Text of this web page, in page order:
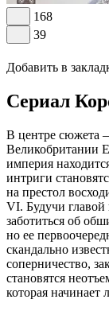
168
39
Добавить в
Сериал
В центре сюжета
Великобритании
империя
интриги
на престол
VI. Будучи
заботиться об
но ее
скандально
соперничество,
становятся
которая начинает